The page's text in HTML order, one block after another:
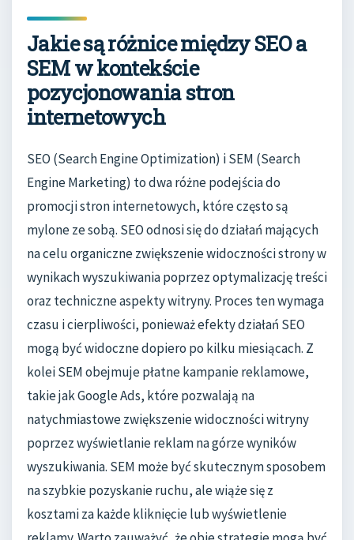
Jakie są różnice między SEO a
SEM w kontekście
pozycjonowania stron
internetowych
SEO (Search Engine Optimization) i SEM (Search
Engine Marketing) to dwa różne podejścia do
promocji stron internetowych, które często są
mylone ze sobą. SEO odnosi się do działań mających
na celu organiczne zwiększenie widoczności strony w
wynikach wyszukiwania poprzez optymalizację treści
oraz techniczne aspekty witryny. Proces ten wymaga
czasu i cierpliwości, ponieważ efekty działań SEO
mogą być widoczne dopiero po kilku miesiącach. Z
kolei SEM obejmuje płatne kampanie reklamowe,
takie jak Google Ads, które pozwalają na
natychmiastowe zwiększenie widoczności witryny
poprzez wyświetlanie reklam na górze wyników
wyszukiwania. SEM może być skutecznym sposobem
na szybkie pozyskanie ruchu, ale wiąże się z
kosztami za każde kliknięcie lub wyświetlenie